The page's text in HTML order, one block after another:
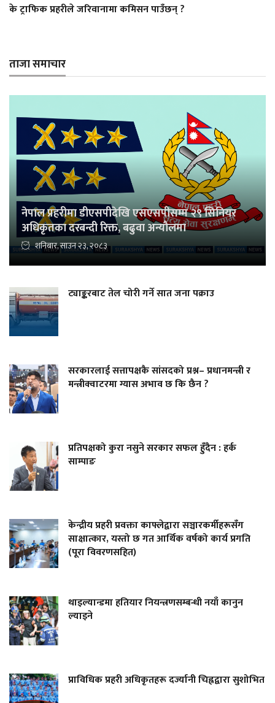
के ट्राफिक प्रहरीले जरिवानामा कमिसन पाउँछन् ?
ताजा समाचार
नेपाल प्रहरीमा डीएसपीदेखि एसएसपीसम्म २९ सिनियर
अधिकृतका दरबन्दी रिक्त, बढुवा अन्यौलमा
शनिबार, साउन २३, २०८३
ट्याङ्करबाट तेल चोरी गर्ने सात जना पक्राउ
सरकारलाई सत्तापक्षकै सांसदको प्रश्न– प्रधानमन्त्री र
मन्त्रीक्वाटरमा ग्यास अभाव छ कि छैन ?
प्रतिपक्षको कुरा नसुने सरकार सफल हुँदैन : हर्क
साम्पाङ
केन्द्रीय प्रहरी प्रवक्ता काफ्लेद्वारा सञ्चारकर्मीहरूसँग
साक्षात्कार, यस्तो छ गत आर्थिक वर्षको कार्य प्रगति
(पूरा विवरणसहित)
थाइल्यान्डमा हतियार नियन्त्रणसम्बन्धी नयाँ कानुन
ल्याइने
प्राविधिक प्रहरी अधिकृतहरू दर्ज्यानी चिह्नद्वारा सुशोभित